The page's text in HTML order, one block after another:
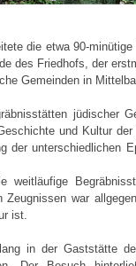
die etwa 90-
des Friedhofs, der
Gemeinden in
jüdischer
und Kultur
der unterschiedlichen
weitläufige
war
ist.
in der Gaststätte